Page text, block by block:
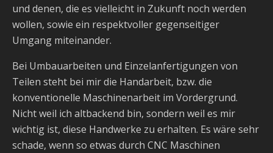
und denen, die es vielleicht in Zukunft noch werden
wollen, sowie ein respektvoller gegenseitiger
Umgang miteinander.
Bei Umbauarbeiten und Einzelanfertigungen von
Teilen steht bei mir die Handarbeit, bzw. die
konventionelle Maschinenarbeit im Vordergrund.
Nicht weil ich altbackend bin, sondern weil es mir
wichtig ist, diese Handwerke zu erhalten. Es wäre sehr
schade, wenn so etwas durch CNC Maschinen